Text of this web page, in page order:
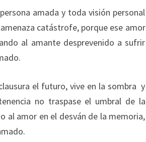
amada y toda visión personal
catástrofe, porque ese amor
al amante desprevenido a sufrir
el futuro, vive en la sombra y
no traspase el umbral de la
al amor en el desván de la memoria,